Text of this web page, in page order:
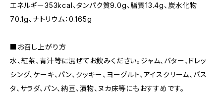
エネルギー353kcal、タンパク質9.0g、脂質13.4g、炭水化物
70.1g、ナトリウム：0.165g
■お召し上がり方
水、紅茶、青汁等に混ぜてお飲みください。ジャム、バター、ドレッ
シング、ケーキ、パン、クッキー、ヨーグルト、アイスクリーム、パス
タ、サラダ、パン、納豆、漬物、ヌカ床等にもおすすめです。